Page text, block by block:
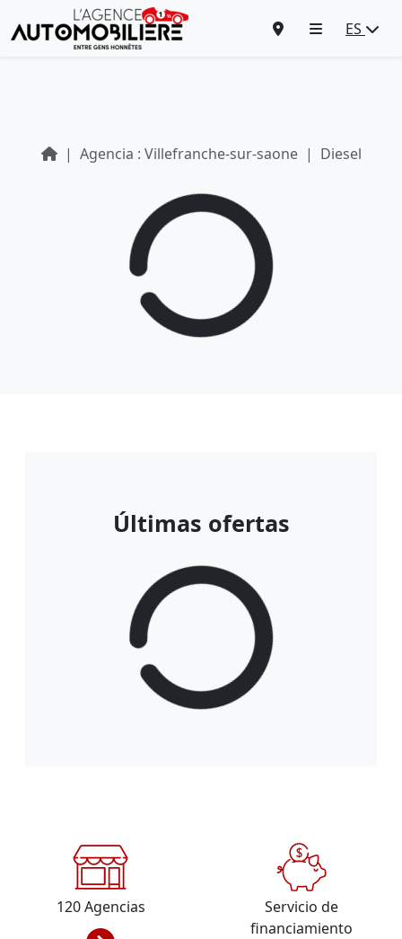
ES
Agencia : Villefranche-sur-saone Diesel
Últimas ofertas
120Agencias
Servicio de
financiamiento